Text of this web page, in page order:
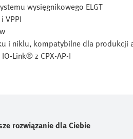
wysięgnikowego ELGT
VPPI
i niklu, kompatybilne dla
Link® z CPX-AP-I
rozwiązanie dla Ciebie